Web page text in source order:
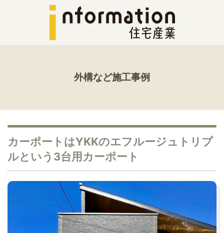
外構など施工事例
カーポートはYKKのエフルージュトリプ
ルという3台用カーポート